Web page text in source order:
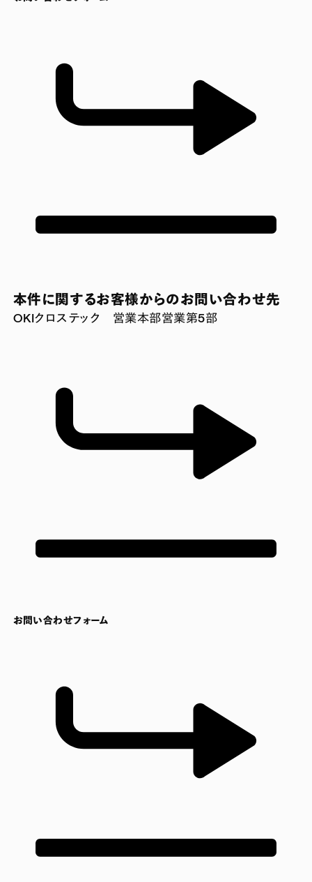
本件に関するお客様からのお問い合わせ先
OKIクロステック 営業本部営業第5部
お問い合わせフォーム